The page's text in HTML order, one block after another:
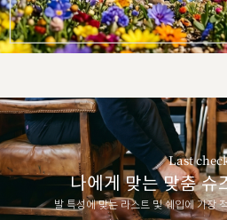
Last
나에게 맞는 맞춤 슈
발 특성에 맞는 라스트 및 쉐입에 가장